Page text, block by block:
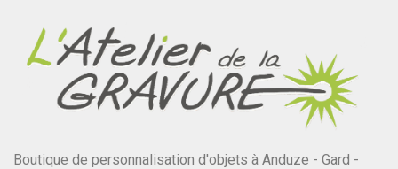
Boutique de personnalisation d'objets à Anduze - Gard -